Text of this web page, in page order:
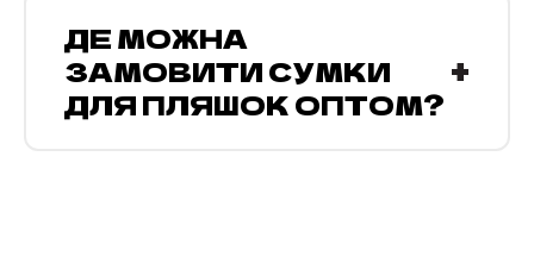
Хакі
Помаранчевий 0
Прозорий 0
ДЕ МОЖНА
ЗАМОВИТИ СУМКИ
ДЛЯ ПЛЯШОК ОПТОМ?
+